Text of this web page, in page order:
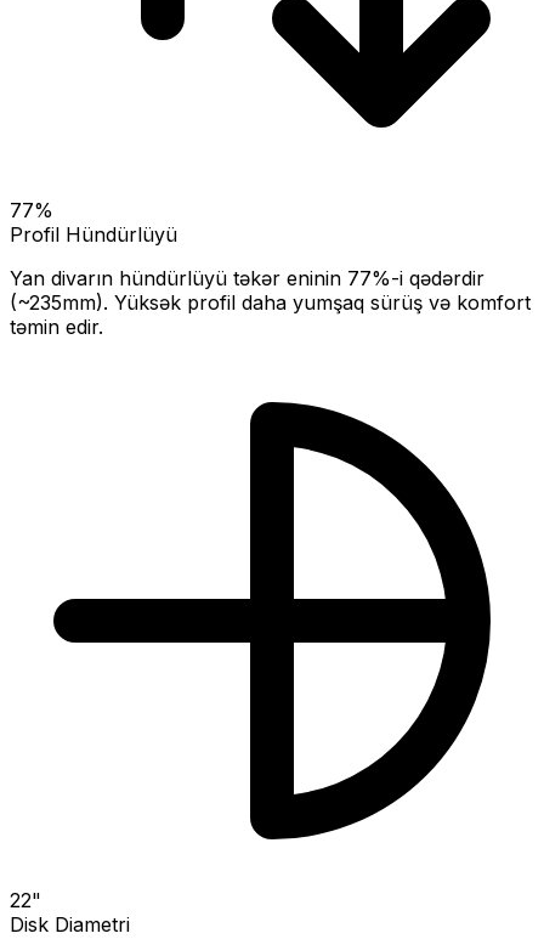
77%
Profil Hündürlüyü
Yan divarın hündürlüyü təkər eninin 77%-i qədərdir
(~235mm). Yüksək profil daha yumşaq sürüş və komfort
təmin edir.
22"
Disk Diametri